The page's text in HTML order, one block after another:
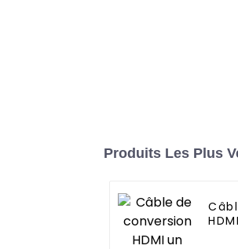
Produits Les Plus